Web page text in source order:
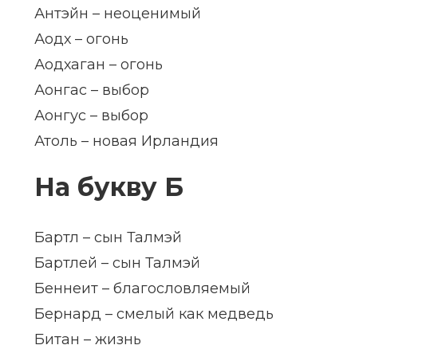
Антэйн – неоценимый
Аодх – огонь
Аодхаган – огонь
Аонгас – выбор
Аонгус – выбор
Атоль – новая Ирландия
На букву Б
Бартл – сын Талмэй
Бартлей – сын Талмэй
Беннеит – благословляемый
Бернард – смелый как медведь
Битан – жизнь